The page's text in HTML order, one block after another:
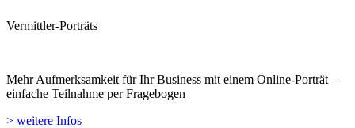
Vermittler-Porträts
Mehr Aufmerksamkeit für Ihr Business mit einem Online-Porträt –
einfache Teilnahme per Fragebogen
> weitere Infos